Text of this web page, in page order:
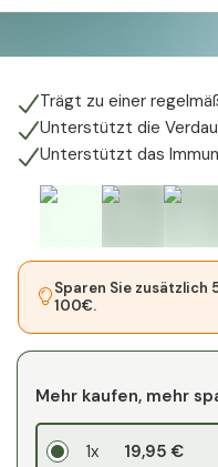
Trägt zu einer
Unterstützt die
Unterstützt das
Sparen Sie zusätzlich
100€.
Mehr kaufen, mehr
1x 19,95 €